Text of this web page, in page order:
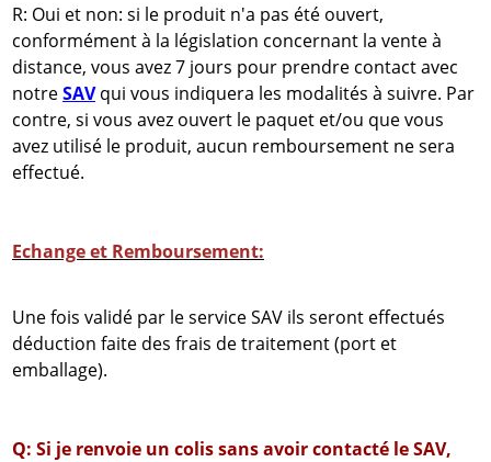
R: Oui et non: si le produit n'a pas été ouvert,
conformément à la législation concernant la vente à
distance, vous avez 7 jours pour prendre contact avec
notreSAVqui vous indiquera les modalités à suivre. Par
contre, si vous avez ouvert le paquet et/ou que vous
avez utilisé le produit, aucun remboursement ne sera
effectué.
Echange et Remboursement:
Une fois validé par le service SAV ils seront effectués
déduction faite des frais de traitement (port et
emballage).
Q: Si je renvoie un colis sans avoir contacté le SAV,